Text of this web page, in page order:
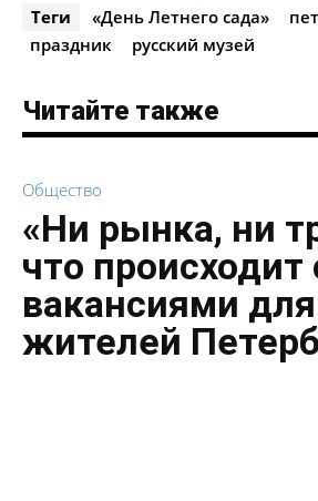
Теги «День Летнего сада»
праздник
русский музей
Читайте также
Общество
«Ни рынка, ни
что происходит
вакансиями для
жителей